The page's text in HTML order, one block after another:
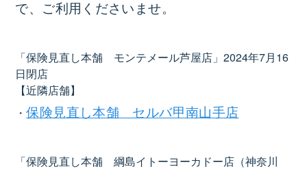
で、ご利用くださいませ。
「保険見直し本舗 モンテメール芦屋店」2024年7月16
日閉店
【近隣店舗】
・保険見直し本舗 セルバ甲南山手店
「保険見直し本舗 綱島イトーヨーカドー店（神奈川